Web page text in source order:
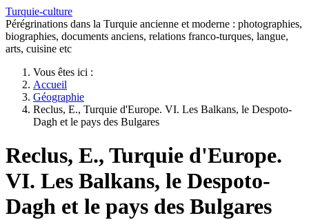
Turquie-culture
Pérégrinations dans la Turquie ancienne et moderne : photographies,
biographies, documents anciens, relations franco-turques, langue,
arts, cuisine etc
Vous êtes ici :
Accueil
Géographie
Reclus, E., Turquie d'Europe. VI. Les Balkans, le Despoto-
Dagh et le pays des Bulgares
Reclus, E., Turquie d'Europe.
VI. Les Balkans, le Despoto-
Dagh et le pays des Bulgares